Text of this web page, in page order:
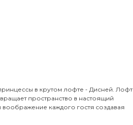
в крутом лофте - Дисней. Лофт
пространство в настоящий
воображение каждого гостя создавая